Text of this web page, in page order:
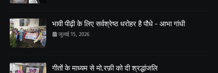
भावी पीढ़ी के लिए सर्वश्रेष्ठ धरोहर है पौधे - आभा गांधी
जुलाई 15, 2026
गीतों के माध्यम से मो.रफ़ी को दी श्रद्धांजलि